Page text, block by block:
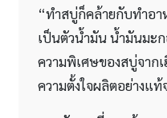
“ทำสบู่ก็คล้ายกับทำอา
เป็นตัวน้ำมัน น้ำมันมะ
ความพิเศษของสบู่จาก
ความตั้งใจผลิตอย่างแท้